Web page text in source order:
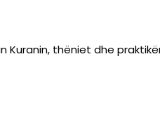
thëniet dhe